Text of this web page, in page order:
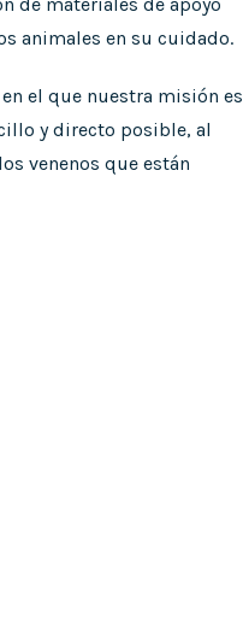
animales en su cuidado.
el que nuestra misión es
y directo posible, al
venenos que están